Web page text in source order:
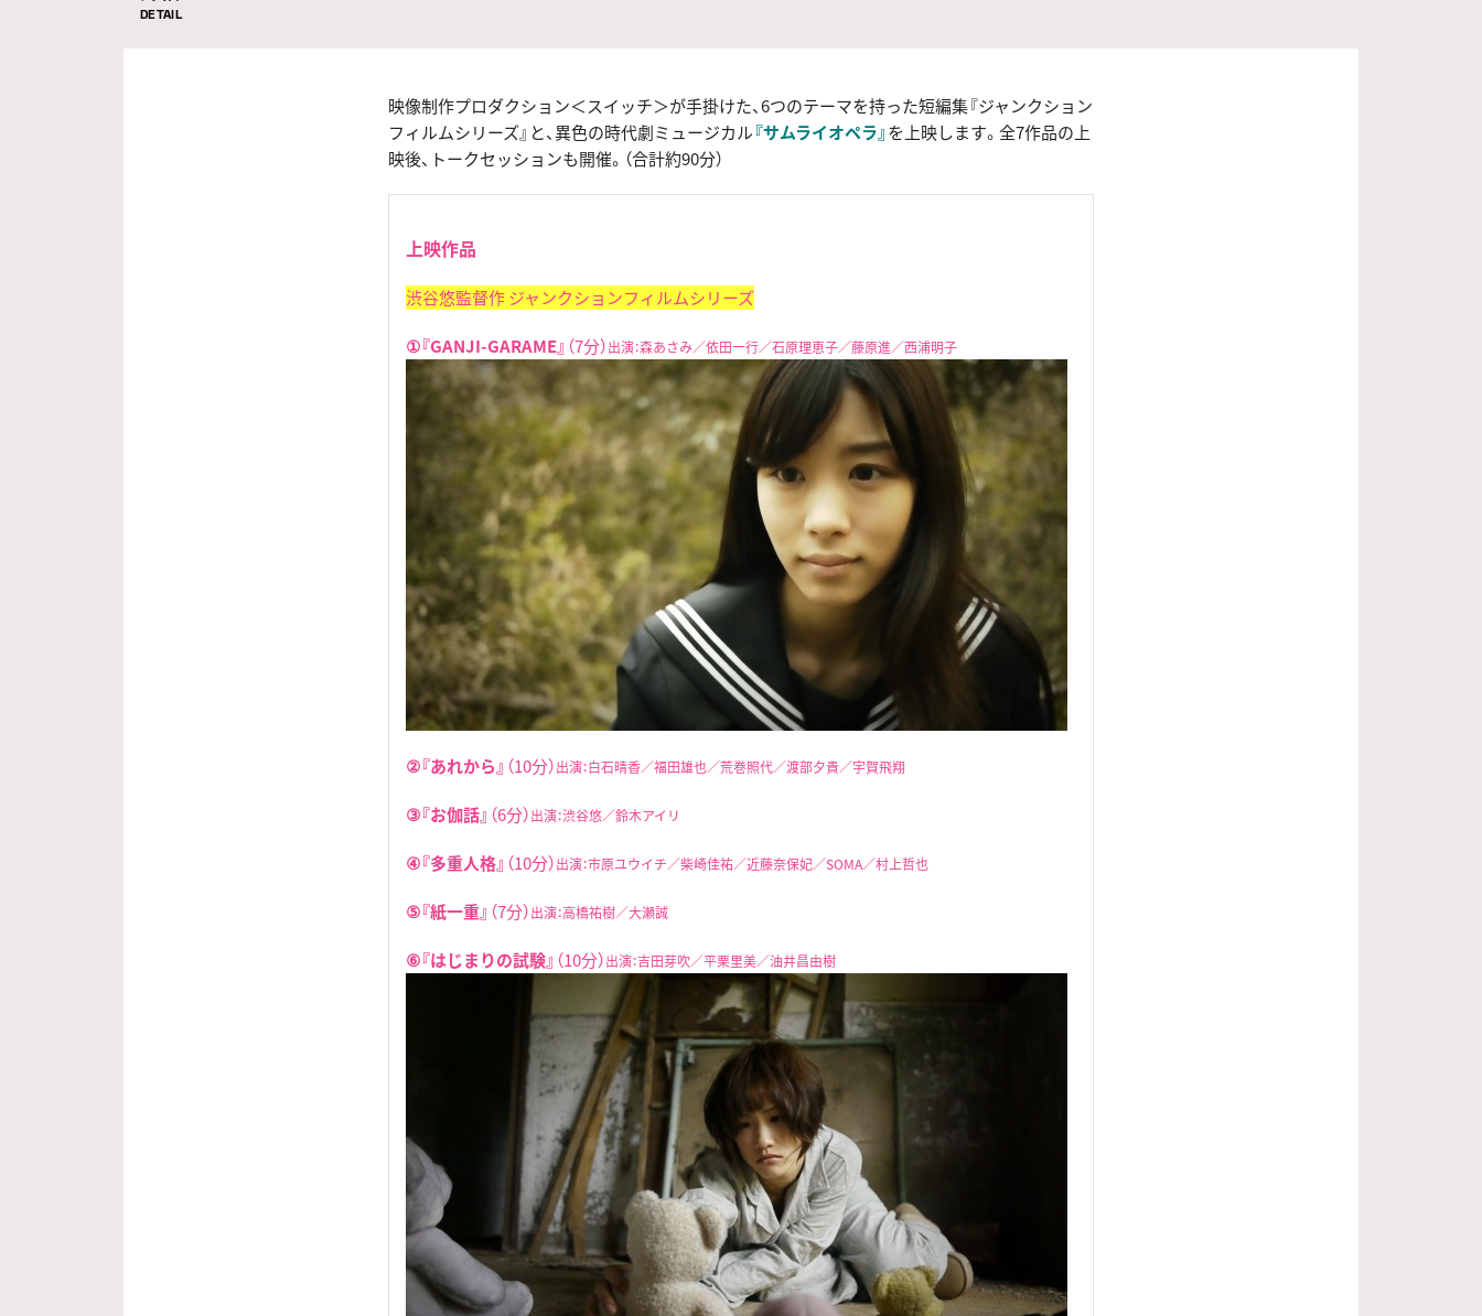
DETAIL
映像制作プロダクション＜スイッチ＞が手掛けた、6つのテーマを持った短編集『ジャンクション
フィルムシリーズ』と、異色の時代劇ミュージカル『サムライオペラ』を上映します。全7作品の上
映後、トークセッションも開催。（合計約90分）
上映作品
渋谷悠監督作 ジャンクションフィルムシリーズ
①『GANJI-GARAME』 （7分）出演：森あさみ／依田一行／石原理恵子／藤原進／西浦明子
②『あれから』 （10分）出演：白石晴香／福田雄也／荒巻照代／渡部夕貴／宇賀飛翔
③『お伽話』 （6分）出演：渋谷悠／鈴木アイリ
④『多重人格』 （10分）出演：市原ユウイチ／柴崎佳祐／近藤奈保妃／SOMA／村上哲也
⑤『紙一重』 （7分）出演：高橋祐樹／大瀬誠
⑥『はじまりの試験』 （10分）出演：吉田芽吹／平栗里美／油井昌由樹